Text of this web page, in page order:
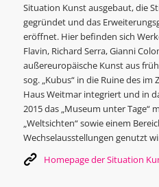
Situation Kunst ausgebaut, die
gegründet und das
eröffnet. Hier befinden sich
Flavin, Richard Serra, Gianni
außereuropäische Kunst aus
sog. „Kubus“ in die Ruine des
Haus Weitmar integriert und in
2015 das „Museum unter Tage“
„Weltsichten“ sowie einem
Wechselausstellungen genutzt
Homepage der Situation